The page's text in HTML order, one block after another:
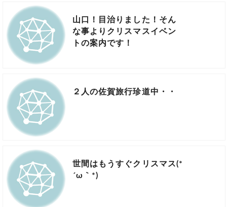
山口！目治りました！そん
な事よりクリスマスイベン
トの案内です！
２人の佐賀旅行珍道中・・
世間はもうすぐクリスマス(*
´ω｀*)